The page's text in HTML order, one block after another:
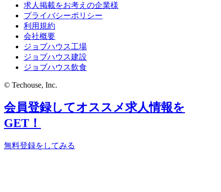
求人掲載をお考えの企業様
プライバシーポリシー
利用規約
会社概要
ジョブハウス工場
ジョブハウス建設
ジョブハウス飲食
© Techouse, Inc.
会員登録してオススメ求人情報を
GET！
無料登録をしてみる